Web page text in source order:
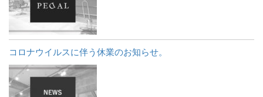
コロナウイルスに伴う休業のお知らせ。